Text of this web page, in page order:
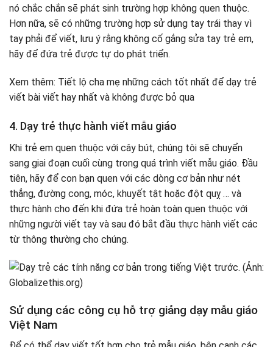
nó chắc chắn sẽ phát sinh trường hợp không quen thuộc.
Hơn nữa, sẽ có những trường hợp sử dụng tay trái thay vì
tay phải để viết, lưu ý rằng không cố gắng sửa tay trẻ em,
hãy để đứa trẻ được tự do phát triển.
Xem thêm: Tiết lộ cha mẹ những cách tốt nhất để dạy trẻ
viết bài viết hay nhất và không được bỏ qua
4. Dạy trẻ thực hành viết mẫu giáo
Khi trẻ em quen thuộc với cây bút, chúng tôi sẽ chuyển
sang giai đoạn cuối cùng trong quá trình viết mẫu giáo. Đầu
tiên, hãy để con bạn quen với các dòng cơ bản như nét
thẳng, đường cong, móc, khuyết tật hoặc đột quỵ … và
thực hành cho đến khi đứa trẻ hoàn toàn quen thuộc với
những người viết tay và sau đó bắt đầu thực hành viết các
từ thông thường cho chúng.
Sử dụng các công cụ hỗ trợ giảng dạy mẫu giáo
Việt Nam